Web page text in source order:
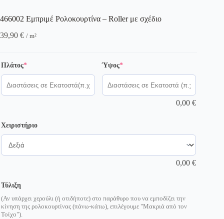
466002 Εμπριμέ Ρολοκουρτίνα – Roller με σχέδιο
39,90 € / m²
Πλάτος*(required) Ύψος*(required)
0,00€
Χειριστήριο
0,00€
Τύλιξη
(Αν υπάρχει χερούλι (ή οτιδήποτε) στο παράθυρο που να εμποδίζει την
κίνηση της ρολοκουρτίνας (πάνω-κάτω), επιλέγουμε "Μακριά από τον
Τοίχο").